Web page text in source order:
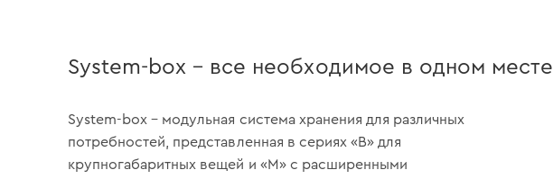
System-box – все необходимое в одном месте
System-box – модульная система хранения для различных
потребностей, представленная в сериях «B» для
крупногабаритных вещей и «М» с расширенными